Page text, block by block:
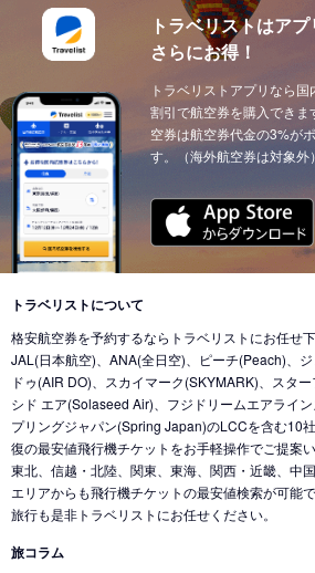
トラベリストはア
さらにお得！
トラベリストアプリなら
割引で航空券を購入でき
空券は航空券代金の3%が
す。（海外航空券は対象外）
トラベリストについて
格安航空券を予約するならトラベリストにお任せ
JAL(日本航空)、ANA(全日空)、ピーチ(Peach)、
ドゥ(AIR DO)、スカイマーク(SKYMARK)、スタ
シド エア(Solaseed Air)、フジドリームエアライ
プリングジャパン(Spring Japan)のLCCを含む10
復の最安値飛行機チケットをお手軽操作でご提案
東北、信越・北陸、関東、東海、関西・近畿、中
エリアからも飛行機チケットの最安値検索が可能
旅行も是非トラベリストにお任せください。
旅コラム